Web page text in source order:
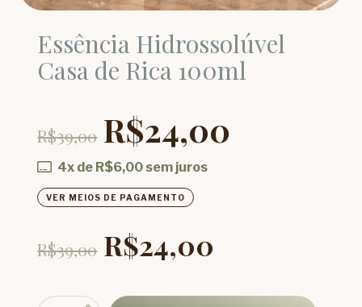
Essência Hidrossolúvel
Casa de Rica 100ml
R$39,00 R$24,00
4x de R$6,00 sem juros
VER MEIOS DE PAGAMENTO
R$39,00 R$24,00